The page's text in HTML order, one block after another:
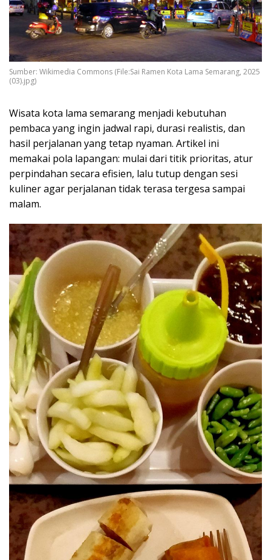
Sumber: Wikimedia Commons (File:Sai Ramen Kota Lama Semarang, 2025
(03).jpg)
Wisata kota lama semarang menjadi kebutuhan
pembaca yang ingin jadwal rapi, durasi realistis, dan
hasil perjalanan yang tetap nyaman. Artikel ini
memakai pola lapangan: mulai dari titik prioritas, atur
perpindahan secara efisien, lalu tutup dengan sesi
kuliner agar perjalanan tidak terasa tergesa sampai
malam.